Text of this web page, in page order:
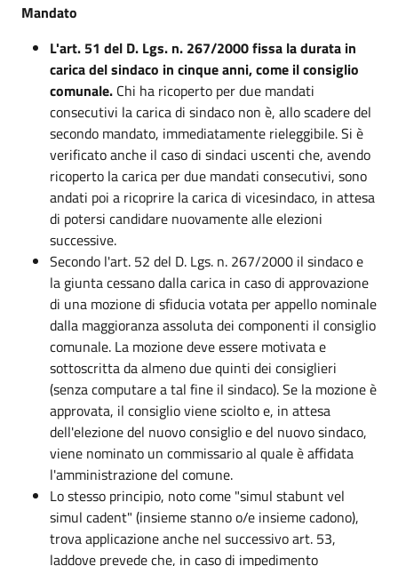
Mandato
L'art. 51 del D. Lgs. n. 267/2000 fissa la durata in
carica del sindaco in cinque anni, come il consiglio
comunale. Chi ha ricoperto per due mandati
consecutivi la carica di sindaco non è, allo scadere del
secondo mandato, immediatamente rieleggibile. Si è
verificato anche il caso di sindaci uscenti che, avendo
ricoperto la carica per due mandati consecutivi, sono
andati poi a ricoprire la carica di vicesindaco, in attesa
di potersi candidare nuovamente alle elezioni
successive.
Secondo l'art. 52 del D. Lgs. n. 267/2000 il sindaco e
la giunta cessano dalla carica in caso di approvazione
di una mozione di sfiducia votata per appello nominale
dalla maggioranza assoluta dei componenti il consiglio
comunale. La mozione deve essere motivata e
sottoscritta da almeno due quinti dei consiglieri
(senza computare a tal fine il sindaco). Se la mozione è
approvata, il consiglio viene sciolto e, in attesa
dell'elezione del nuovo consiglio e del nuovo sindaco,
viene nominato un commissario al quale è affidata
l'amministrazione del comune.
Lo stesso principio, noto come "simul stabunt vel
simul cadent" (insieme stanno o/e insieme cadono),
trova applicazione anche nel successivo art. 53,
laddove prevede che, in caso di impedimento